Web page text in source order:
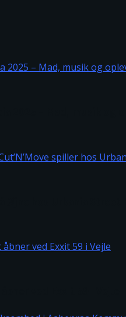
2025 – Mad, musik og
hos Urbania Street